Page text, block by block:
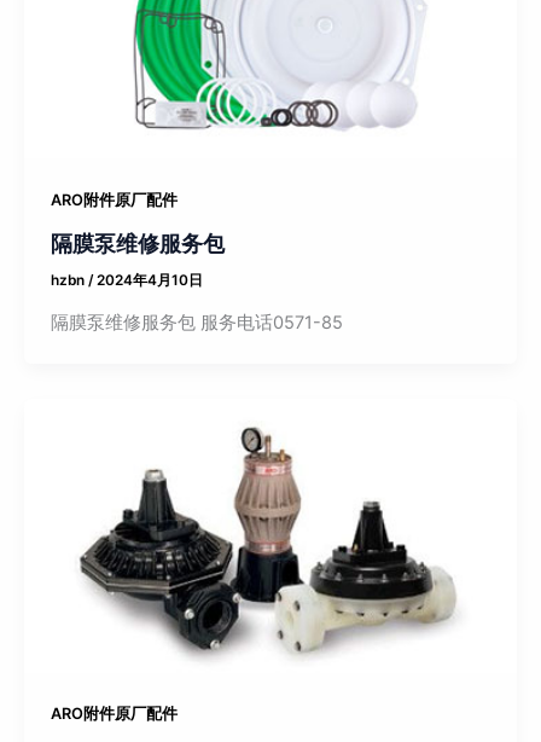
ARO附件原厂配件
隔膜泵维修服务包
hzbn /2024年4月10日
隔膜泵维修服务包 服务电话0571-85
ARO附件原厂配件